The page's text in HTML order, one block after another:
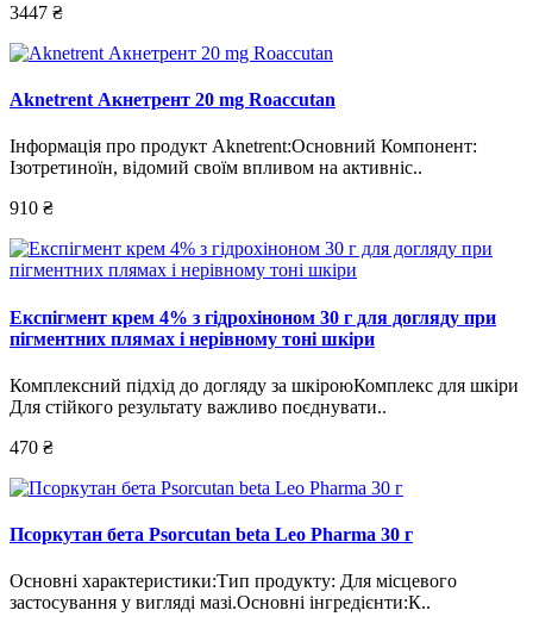
3447 ₴
Aknetrent Акнетрент 20 mg Roaccutan
Інформація про продукт Aknetrent:Основний Компонент:
Ізотретиноїн, відомий своїм впливом на активніс..
910 ₴
Експігмент крем 4% з гідрохіноном 30 г для догляду при
пігментних плямах і нерівному тоні шкіри
Комплексний підхід до догляду за шкіроюКомплекс для шкіри
Для стійкого результату важливо поєднувати..
470 ₴
Псоркутан бета Psorcutan beta Leo Pharma 30 г
Основні характеристики:Тип продукту: Для місцевого
застосування у вигляді мазі.Основні інгредієнти:К..